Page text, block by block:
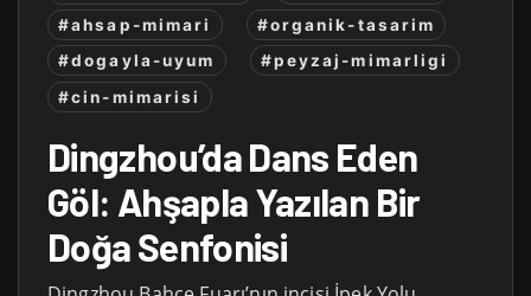
#ahsap-mimari
#organik-tasarim
#dogayla-uyum
#peyzaj-mimarligi
#cin-mimarisi
Dingzhou’da Dans Eden
Göl: Ahşapla Yazılan Bir
Doğa Senfonisi